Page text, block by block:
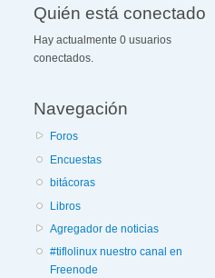
Quién está conectado
Hay actualmente 0 usuarios
conectados.
Navegación
Foros
Encuestas
bitácoras
Libros
Agregador de noticias
#tiflolinux nuestro canal en
Freenode